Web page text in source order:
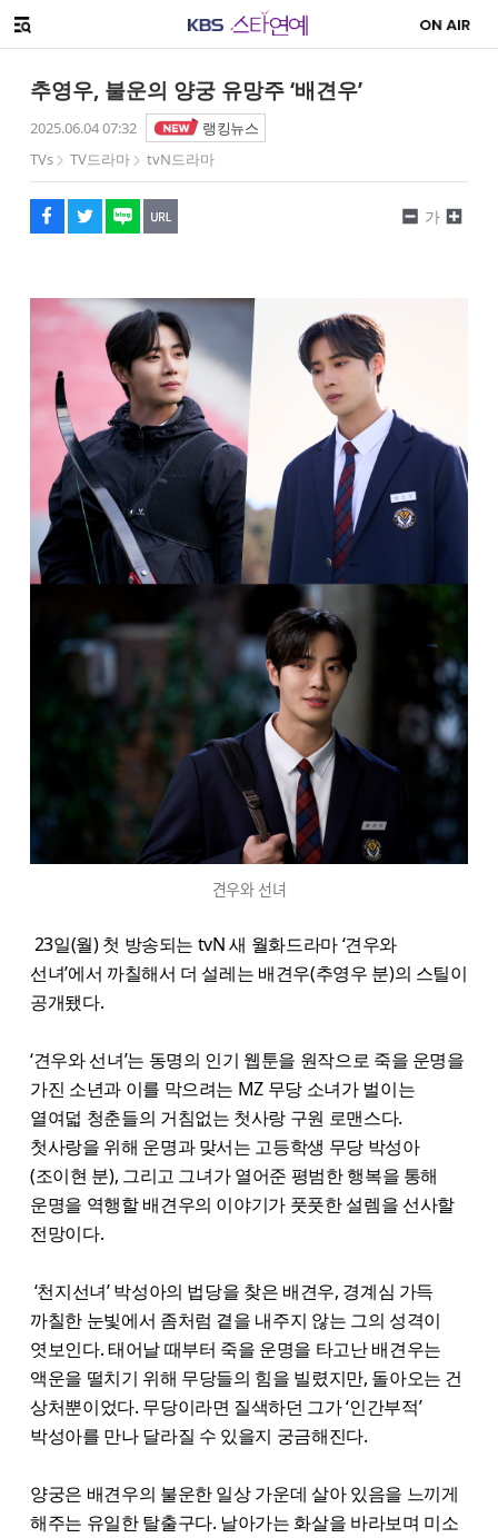
메뉴 열기
추영우, 불운의 양궁 유망주 ‘배견우’
2025.06.04 07:32
랭킹뉴스
TVs
TV드라마 tvN드라마
페이스북
트위터
네이버
URL복사
글씨 작게보기
가
글씨 크게보기
견우와 선녀
23일(월) 첫 방송되는 tvN 새 월화드라마 ‘견우와
선녀’에서 까칠해서 더 설레는 배견우(추영우 분)의 스틸이
공개됐다.
‘견우와 선녀’는 동명의 인기 웹툰을 원작으로 죽을 운명을
가진 소년과 이를 막으려는 MZ 무당 소녀가 벌이는
열여덟 청춘들의 거침없는 첫사랑 구원 로맨스다.
첫사랑을 위해 운명과 맞서는 고등학생 무당 박성아
(조이현 분), 그리고 그녀가 열어준 평범한 행복을 통해
운명을 역행할 배견우의 이야기가 풋풋한 설렘을 선사할
전망이다.
‘천지선녀’ 박성아의 법당을 찾은 배견우, 경계심 가득
까칠한 눈빛에서 좀처럼 곁을 내주지 않는 그의 성격이
엿보인다. 태어날 때부터 죽을 운명을 타고난 배견우는
액운을 떨치기 위해 무당들의 힘을 빌렸지만, 돌아오는 건
상처뿐이었다. 무당이라면 질색하던 그가 ‘인간부적’
박성아를 만나 달라질 수 있을지 궁금해진다.
양궁은 배견우의 불운한 일상 가운데 살아 있음을 느끼게
해주는 유일한 탈출구다. 날아가는 화살을 바라보며 미소
해시태그